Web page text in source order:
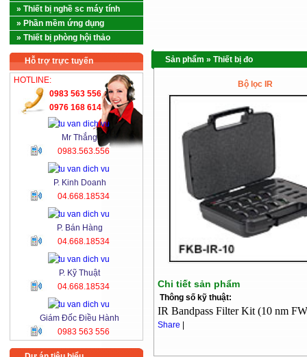
» Thiết bị nghề sc máy tính
» Phần mềm ứng dụng
» Thiết bị phòng hội thảo
Hỗ trợ trực tuyến
HOTLINE:
0983 563 556
0976 168 614
Mr Thắng
0983.563.556
P. Kinh Doanh
04.668.18534
P. Bán Hàng
04.668.18534
P. Kỹ Thuật
04.668.18534
Giám Đốc Điều Hành
0983 563 556
Sản phẩm » Thiết bị đo
Bộ lọc IR
Chi tiết sản phẩm
Thông số kỹ thuật:
IR Bandpass Filter Kit (10 nm
Share